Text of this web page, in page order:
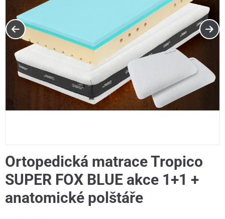
Ortopedická matrace Tropico
SUPER FOX BLUE akce 1+1 +
anatomické polštáře